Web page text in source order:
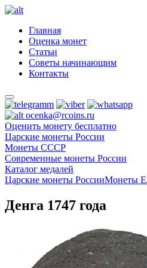
Главная
Оценка монет
Статьи
Советы начинающим
Контакты
ocenka@rcoins.ru
Оценить монету бесплатно
Царские монеты России
Монеты СССР
Современные монеты России
Каталог медалей
Царские монеты РоссииМонеты
Денга 1747 года